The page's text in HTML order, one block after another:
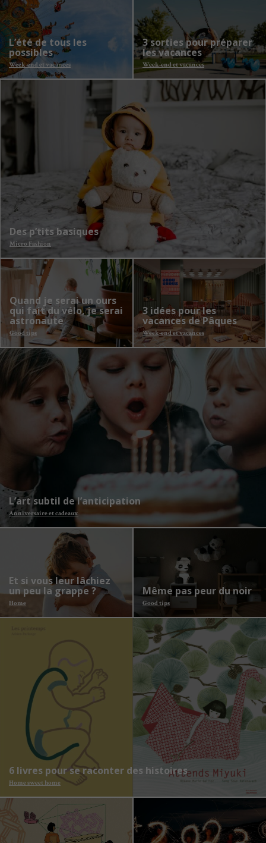
L’été de tous les
possibles
Week-end et vacances
3 sorties pour préparer
les vacances
Week-end et vacances
Des p’tits basiques
Micro Fashion
Quand je serai un ours
qui fait du vélo, je serai
astronaute
Good tips
3 idées pour les
vacances de Pâques
Week-end et vacances
L’art subtil de l’anticipation
Anniversaire et cadeaux
Et si vous leur lâchiez
un peu la grappe ?
Home
Même pas peur du noir
Good tips
6 livres pour se raconter des histoires
Home sweet home